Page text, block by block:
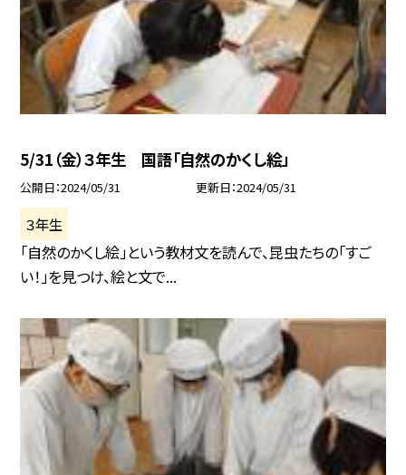
5/31（金）３年生 国語「自然のかくし絵」
公開日 2024/05/31 更新日 2024/05/31
３年生
「自然のかくし絵」という教材文を読んで、昆虫たちの「すご
い！」を見つけ、絵と文で...